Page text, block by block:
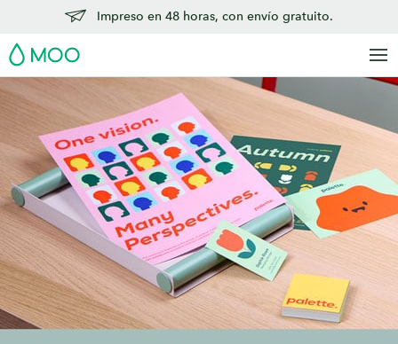
contenido
principal
Impreso en 48 horas, con envío gratuito.
MOO